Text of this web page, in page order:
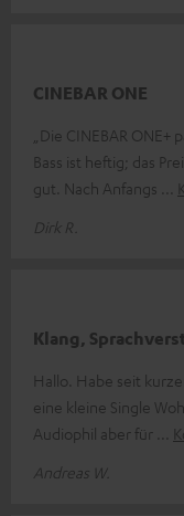
CINEBAR ONE
„Die CINEBAR
Bass ist heftig; das
gut. Nach Anfangs
Dirk R.
Klang,
Hallo. Habe seit
eine kleine Single
Audiophil aber für
Andreas W.